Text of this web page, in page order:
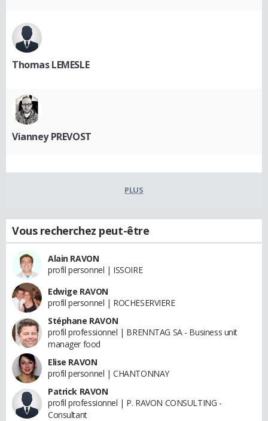
Thomas LEMESLE
Vianney PREVOST
PLUS
Vous recherchez peut-être
Alain RAVON
profil personnel | ISSOIRE
Edwige RAVON
profil personnel | ROCHESERVIERE
Stéphane RAVON
profil professionnel | BRENNTAG SA - Business unit
manager food
Elise RAVON
profil personnel | CHANTONNAY
Patrick RAVON
profil professionnel | P. RAVON CONSULTING -
Consultant